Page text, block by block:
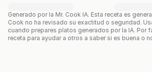
Generado por la Mr. Cook IA. Esta receta es
Cook no ha revisado su exactitud o seguridad.
cuando prepares platos generados por la IA. Por
receta para ayudar a otros a saber si es buena o